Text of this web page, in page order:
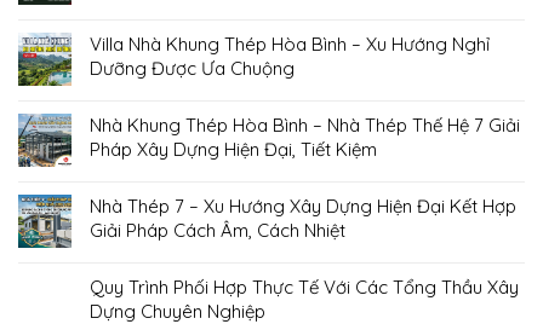
Villa Nhà Khung Thép Hòa Bình – Xu Hướng Nghỉ
Dưỡng Được Ưa Chuộng
Nhà Khung Thép Hòa Bình – Nhà Thép Thế Hệ 7 Giải
Pháp Xây Dựng Hiện Đại, Tiết Kiệm
Nhà Thép 7 – Xu Hướng Xây Dựng Hiện Đại Kết Hợp
Giải Pháp Cách Âm, Cách Nhiệt
Quy Trình Phối Hợp Thực Tế Với Các Tổng Thầu Xây
Dựng Chuyên Nghiệp